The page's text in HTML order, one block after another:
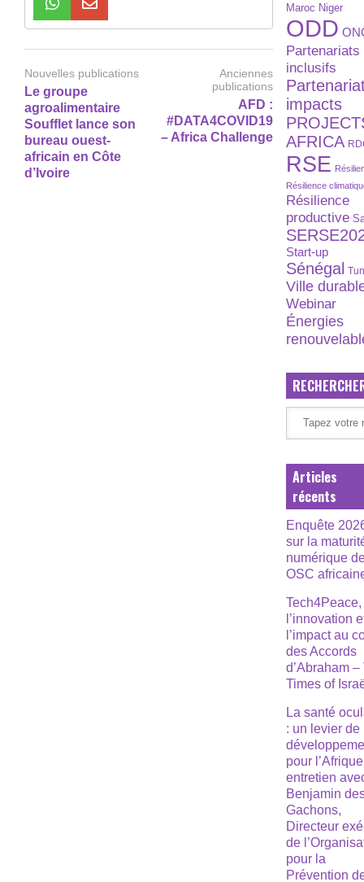
Nouvelles publications
Le groupe
agroalimentaire
Soufflet lance son
bureau ouest-
africain en Côte
d’Ivoire
Anciennes
publications
AFD :
#DATA4COVID19
– Africa Challenge
Maroc Niger
ODD
Partenariats
inclusifs
impacts
AFRICA
RSE
Résilience
Résilience
productive
Start-up
Sénégal
Ville
Webinar
Énergies
Articles
récents
Enquête
sur la
numérique
OSC
Tech4Peace,
l’innovation
l’impact au
des Accords
d’Abraham –
Times of
La santé
: un levier de
pour
entretien
Benjamin
Gachons,
Directeur
de
pour la
Prévention